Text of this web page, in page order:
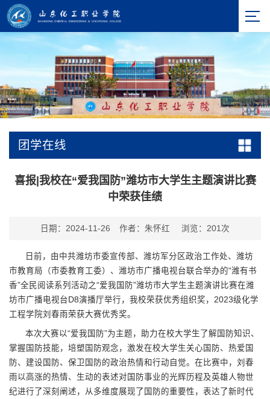
团学在线
喜报|我校在“爱我国防”潍坊市大学生主题演讲比赛
中荣获佳绩
日期：2024-11-26 作者：朱怀红 浏览： 201次
日前，由中共潍坊市委宣传部、潍坊军分区政治工作处、潍坊
市教育局（市委教育工委）、潍坊市广播电视台联合举办的“潍有书
香”全民阅读系列活动之“爱我国防”潍坊市大学生主题演讲比赛在潍
坊市广播电视台D8演播厅举行，我校荣获优秀组织奖，2023级化学
工程学院刘春雨荣获大赛优秀奖。
本次大赛以“爱我国防”为主题，助力在校大学生了解国防知识、
掌握国防技能，培塑国防观念，激发在校大学生关心国防、热爱国
防、建设国防、保卫国防的政治热情和行动自觉。在比赛中，刘春
雨以高涨的热情、生动的表述对国防事业的光辉历程及英雄人物世
纪进行了深刻阐述，从多维度展现了国防的重要性，表达了新时代